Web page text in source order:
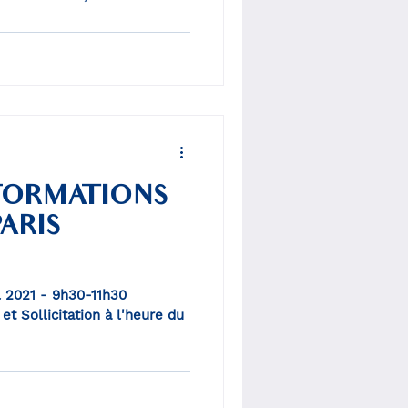
- 9h30-11h30
Sollicitation à l'heure du